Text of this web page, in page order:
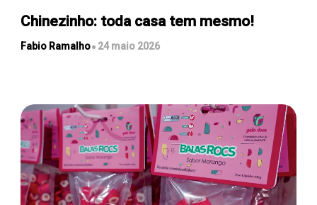
Chinezinho: toda casa tem mesmo!
Fabio Ramalho 24 maio 2026